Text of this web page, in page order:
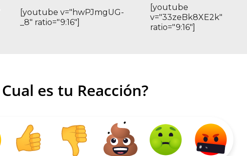
[youtube v="hwPJmgUG-
_8" ratio="9:16"]
[youtube
v="33zeBk8XE2k"
ratio="9:16"]
Cual es tu Reacción?